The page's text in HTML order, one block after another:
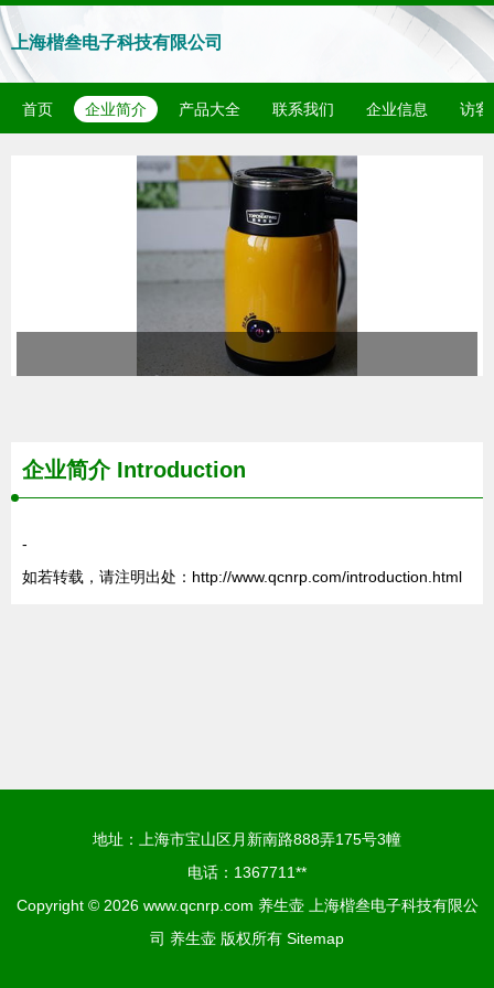
上海楷叁电子科技有限公司
首页 企业简介 产品大全 联系我们 企业信息 访客
企业简介 Introduction
-
如若转载，请注明出处：http://www.qcnrp.com/introduction.html
地址：上海市宝山区月新南路888弄175号3幢
电话：1367711**
Copyright © 2026 www.qcnrp.com 养生壶
上海楷叁电子科技有限公
司 养生壶 版权所有 Sitemap